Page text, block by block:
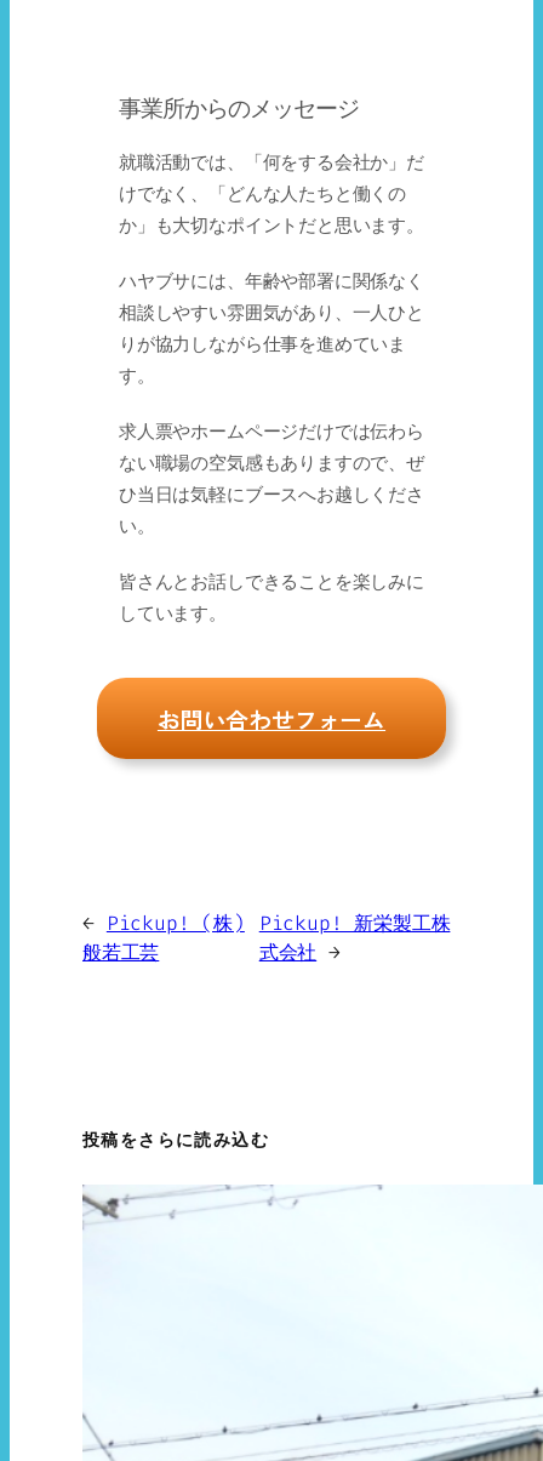
事業所からのメッセージ
就職活動では、「何をする会社か」だ
けでなく、「どんな人たちと働くの
か」も大切なポイントだと思います。
ハヤブサには、年齢や部署に関係なく
相談しやすい雰囲気があり、一人ひと
りが協力しながら仕事を進めていま
す。
求人票やホームページだけでは伝わら
ない職場の空気感もありますので、ぜ
ひ当日は気軽にブースへお越しくださ
い。
皆さんとお話しできることを楽しみに
しています。
お問い合わせフォーム
← Pickup! (株)
般若工芸
Pickup! 新栄製工株
式会社 →
投稿をさらに読み込む